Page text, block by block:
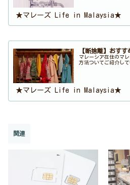
★マレーズ Life in Malaysia★
【断捨離】おす
マレーシア在住のマ
方法ついてご紹介して
★マレーズ Life in Malaysia★
関連